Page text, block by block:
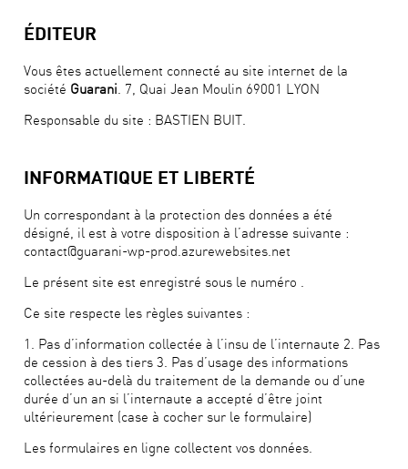
ÉDITEUR
Vous êtes actuellement connecté au site internet de la
société Guarani. 7, Quai Jean Moulin 69001 LYON
Responsable du site : BASTIEN BUIT.
INFORMATIQUE ET LIBERTÉ
Un correspondant à la protection des données a été
désigné, il est à votre disposition à l’adresse suivante :
contact@guarani-wp-prod.azurewebsites.net
Le présent site est enregistré sous le numéro .
Ce site respecte les règles suivantes :
1. Pas d’information collectée à l’insu de l’internaute 2. Pas
de cession à des tiers 3. Pas d’usage des informations
collectées au-delà du traitement de la demande ou d’une
durée d’un an si l’internaute a accepté d’être joint
ultérieurement (case à cocher sur le formulaire)
Les formulaires en ligne collectent vos données.